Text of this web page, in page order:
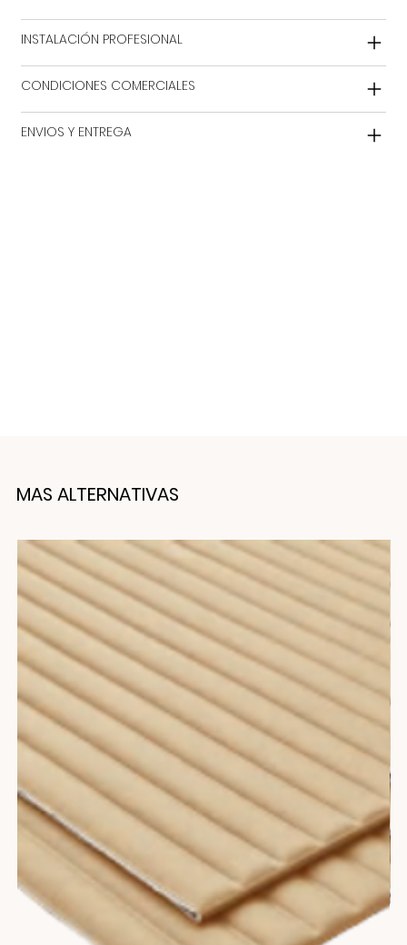
INSTALACIÓN PROFESIONAL
CONDICIONES COMERCIALES
ENVIOS Y ENTREGA
MAS ALTERNATIVAS